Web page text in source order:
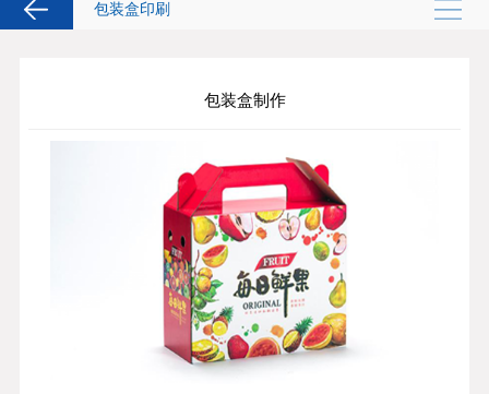
包装盒印刷
包装盒制作